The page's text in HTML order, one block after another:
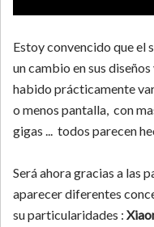
Estoy convencido que el
un cambio en sus
habido prácticamente
o menos pantalla, con
gigas ... todos parecen
Será ahora gracias a las
aparecer diferentes
su particularidades :